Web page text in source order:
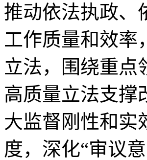
推动依法执政、
工作质量和效率
立法，围绕重点
高质量立法支撑
大监督刚性和实
度，深化“审议